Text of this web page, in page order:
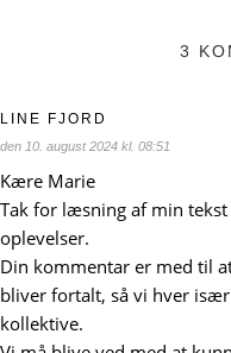
3
LINE FJORD
den 10. august 2024 kl. 08:51
Kære Marie
Tak for læsning af min
oplevelser.
Din kommentar er med til
bliver fortalt, så vi hver
kollektive.